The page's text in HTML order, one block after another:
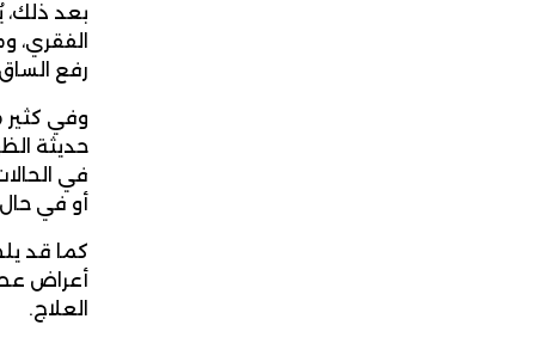
بعد ذلك،
الفقري،
رفع
وفي كثير
في
أو في
كما قد
أعراض
العلاج.